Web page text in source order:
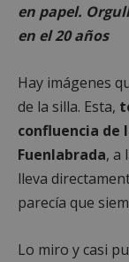
en papel.
en el 20 años
Hay imágenes
de la silla. Esta,
confluencia de
Fuenlabrada, a
lleva
parecía que
Lo miro y casi